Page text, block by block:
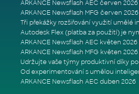
ARKANCE Newsflash AEC červen 2026
ARKANCE Newsflash MFG červen 2026
ARKANCE Newsflash AEC květen 2026
ARKANCE Newsflash MFG květen 2026
ARKANCE Newsflash AEC duben 2026